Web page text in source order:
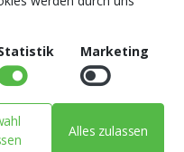
und
Heyl
Abonnieren
Marketing
Alles zulassen